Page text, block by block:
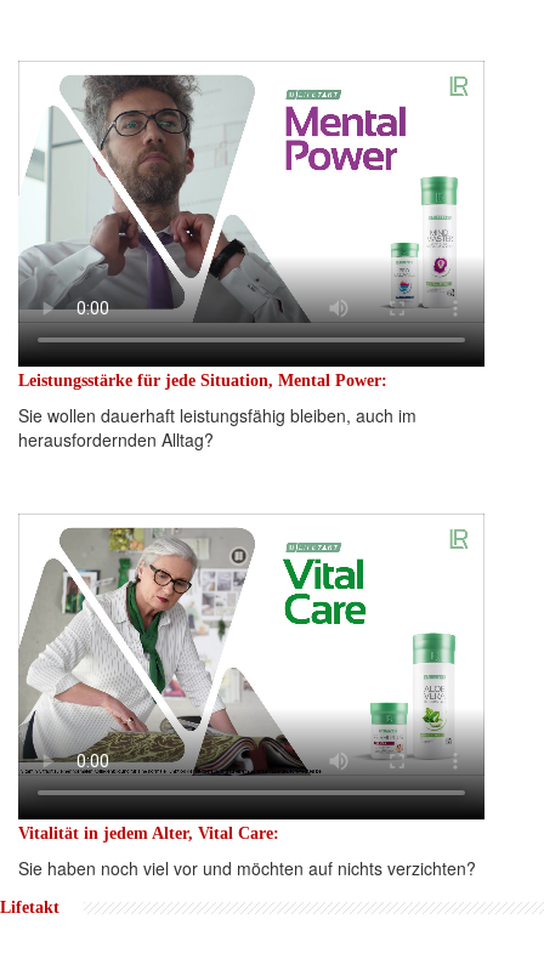
Leistungsstärke für jede Situation, Mental Power:
Sie wollen dauerhaft leistungsfähig bleiben, auch im
herausfordernden Alltag?
Vitalität in jedem Alter, Vital Care:
Sie haben noch viel vor und möchten auf nichts verzichten?
Lifetakt